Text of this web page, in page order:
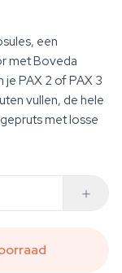
een
met Boveda
PAX 2 of PAX 3
vullen, de hele
met losse